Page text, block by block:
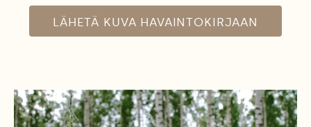
LÄHETÄ KUVA HAVAINTOKIRJAAN